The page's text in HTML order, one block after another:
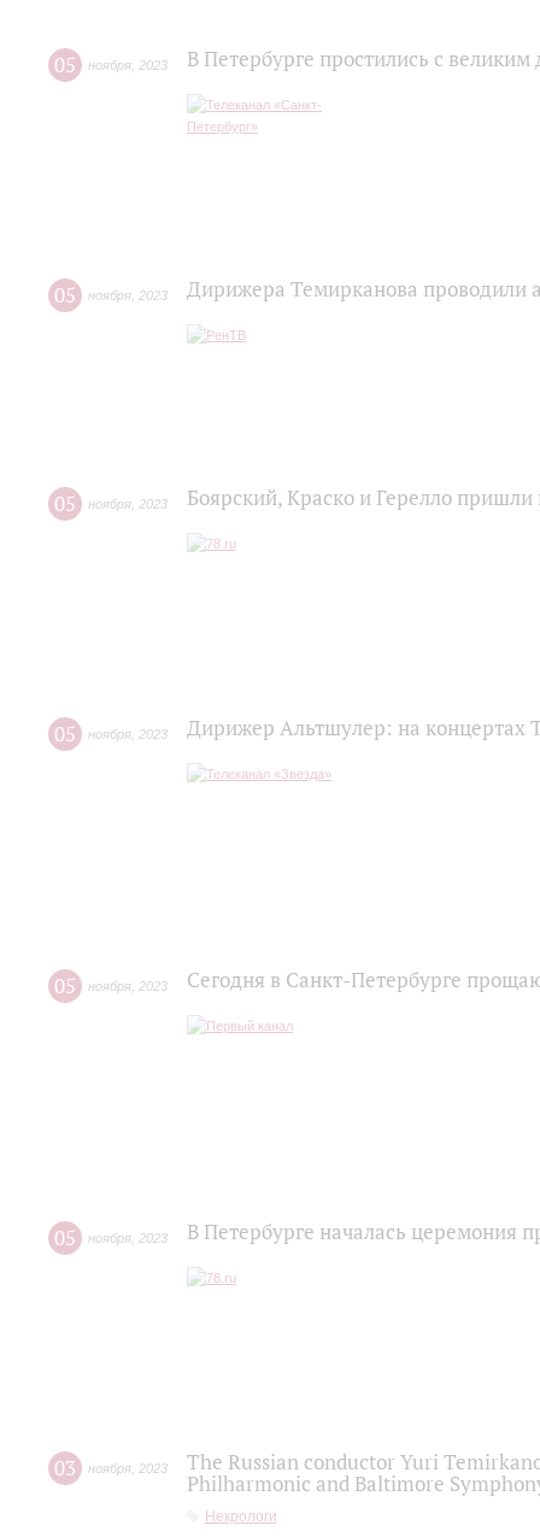
05 ноября 2023 В Петербурге простились с
05 ноября 2023 Дирижера Темирканова проводили
05 ноября 2023 Боярский, Краско и Герелло
05 ноября 2023 Дирижер Альтшулер: на концертах
05 ноября 2023 Сегодня в Санкт-Петербурге
05 ноября 2023 В Петербурге началась
03 ноября 2023
The Russian conductor Yuri
Philharmonic and Baltimore
Некрологи